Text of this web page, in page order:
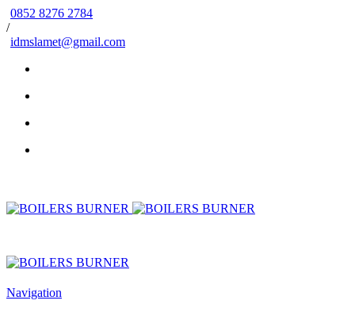
0852 8276 2784
/
idmslamet@gmail.com
Navigation